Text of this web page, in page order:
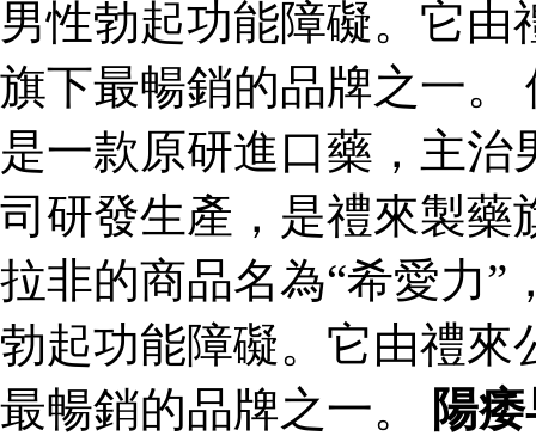
男性勃起功能障礙。它
旗下最暢銷的品牌之一。
是一款原研進口藥，主
司研發生產，是禮來製藥
拉非的商品名為“希愛力”
勃起功能障礙。它由禮來
最暢銷的品牌之一。
陽